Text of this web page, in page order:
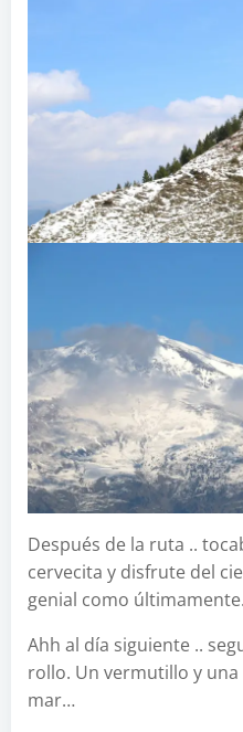
Después de la ruta ..
cervecita y disfrute del
genial como últimamente.
Ahh al día siguiente ..
rollo. Un vermutillo y una
mar…